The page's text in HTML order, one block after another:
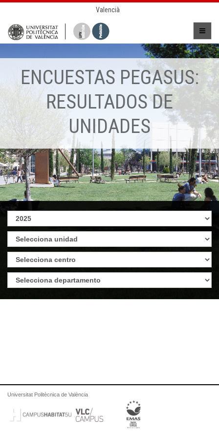
Valencià
ENCUESTAS PEGASUS:
RESULTADOS DE
UNIDADES
Universitat Politècnica de València